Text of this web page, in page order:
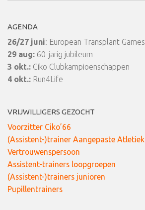
AGENDA
26/27 juni: European Transplant Games
29 aug: 60-jarig jubileum
3 okt.: Ciko Clubkampioenschappen
4 okt.: Run4Life
VRIJWILLIGERS GEZOCHT
Voorzitter Ciko’66
(Assistent-)trainer Aangepaste Atletiek
Vertrouwenspersoon
Assistent-trainers loopgroepen
(Assistent-)trainers junioren
Pupillentrainers